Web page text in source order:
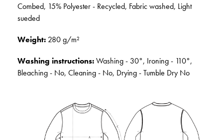
Combed, 15% Polyester - Recycled, Fabric washed, Light
sueded
Weight: 280 g/m²
Washing instructions:Washing - 30°, Ironing - 110°,
Bleaching - No, Cleaning - No, Drying - Tumble Dry No